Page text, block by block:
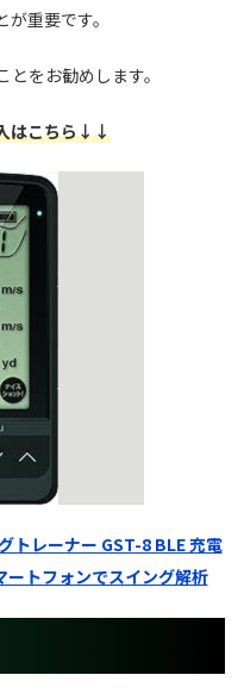
重要です。
をお勧めします。
はこちら↓↓
トレーナー GST-8 BLE 充電
トフォンでスイング解析